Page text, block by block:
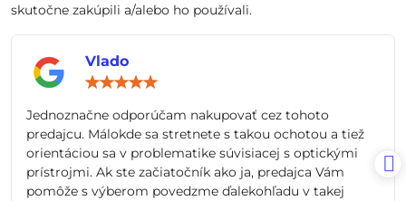
skutočne zakúpili a/alebo ho používali.
Vlado
5
Jednoznačne odporúčam nakupovať cez tohoto
predajcu. Málokde sa stretnete s takou ochotou a tiež
orientáciou sa v problematike súvisiacej s optickými
prístrojmi. Ak ste začiatočník ako ja, predajca Vám
pomôže s výberom povedzme ďalekohľadu v takej